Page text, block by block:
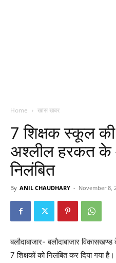
Home खास खबर
7 शिक्षक स्कूल
अश्लील हरकत के
निलंबित
By ANIL CHAUDHARY - November 8,
बलौदाबाजार- बलौदाबाजार
7 शिक्षकों को निलंबित कर दिया